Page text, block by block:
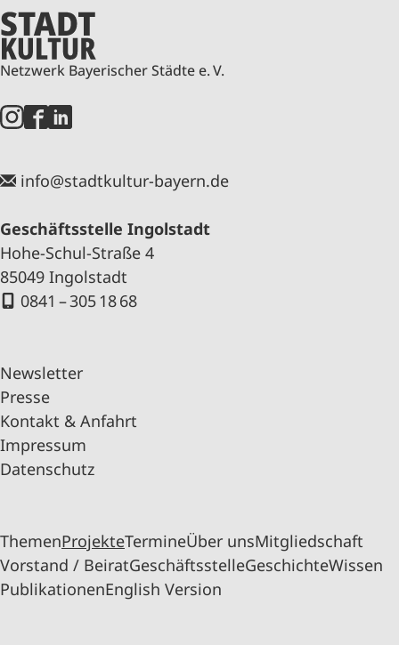
Netzwerk Bayerischer Städte e. V.
info@stadtkultur-bayern.de
Geschäftsstelle Ingolstadt
Hohe-Schul-Straße 4
85049 Ingolstadt
0841 – 305 18 68
Newsletter
Presse
Kontakt & Anfahrt
Impressum
Datenschutz
ThemenProjekteTermineÜber unsMitgliedschaft
Vorstand / BeiratGeschäftsstelleGeschichteWissen
PublikationenEnglish Version